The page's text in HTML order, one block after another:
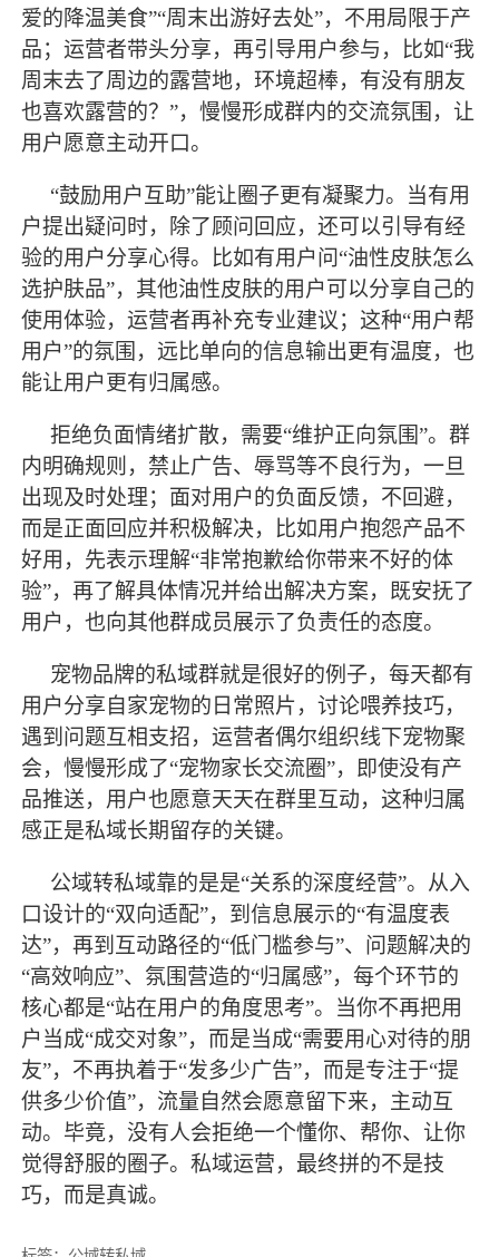
爱的降温美食”“周末出游好去处”，不用局限于产
品；运营者带头分享，再引导用户参与，比如“我
周末去了周边的露营地，环境超棒，有没有朋友
也喜欢露营的？”，慢慢形成群内的交流氛围，让
用户愿意主动开口。
“鼓励用户互助”能让圈子更有凝聚力。当有用
户提出疑问时，除了顾问回应，还可以引导有经
验的用户分享心得。比如有用户问“油性皮肤怎么
选护肤品”，其他油性皮肤的用户可以分享自己的
使用体验，运营者再补充专业建议；这种“用户帮
用户”的氛围，远比单向的信息输出更有温度，也
能让用户更有归属感。
拒绝负面情绪扩散，需要“维护正向氛围”。群
内明确规则，禁止广告、辱骂等不良行为，一旦
出现及时处理；面对用户的负面反馈，不回避，
而是正面回应并积极解决，比如用户抱怨产品不
好用，先表示理解“非常抱歉给你带来不好的体
验”，再了解具体情况并给出解决方案，既安抚了
用户，也向其他群成员展示了负责任的态度。
宠物品牌的私域群就是很好的例子，每天都有
用户分享自家宠物的日常照片，讨论喂养技巧，
遇到问题互相支招，运营者偶尔组织线下宠物聚
会，慢慢形成了“宠物家长交流圈”，即使没有产
品推送，用户也愿意天天在群里互动，这种归属
感正是私域长期留存的关键。
公域转私域靠的是是“关系的深度经营”。从入
口设计的“双向适配”，到信息展示的“有温度表
达”，再到互动路径的“低门槛参与”、问题解决的
“高效响应”、氛围营造的“归属感”，每个环节的
核心都是“站在用户的角度思考”。当你不再把用
户当成“成交对象”，而是当成“需要用心对待的朋
友”，不再执着于“发多少广告”，而是专注于“提
供多少价值”，流量自然会愿意留下来，主动互
动。毕竟，没有人会拒绝一个懂你、帮你、让你
觉得舒服的圈子。私域运营， 最终拼的不是技
巧，而是真诚。